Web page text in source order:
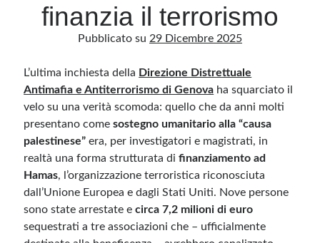
Archivi
Categorie
Categorie
Questo blog non rappresenta una testata giornalistica, in quanto viene aggiornato
senza alcuna periodicità. Non può pertanto considerarsi un prodotto editoriale ai
sensi della legge n· 62 del 7.03.2001. L’autore non è responsabile di quanto
pubblicato dai lettori nei commenti ai vari post. Saranno comunque cancellati quelli
ritenuti offensivi o lesivi dell’immagine o dell’onorabilità di terzi, di genere spam,
finanzia il terrorismo
Pubblicato su 29 Dicembre 2025
L’ultima inchiesta della Direzione Distrettuale
Antimafia e Antiterrorismo di Genova ha squarciato il
velo su una verità scomoda: quello che da anni molti
presentano comesostegno umanitario alla “causa
palestinese” era, per investigatori e magistrati, in
realtà una forma strutturata difinanziamento ad
Hamas, l’organizzazione terroristica riconosciuta
dall’Unione Europea e dagli Stati Uniti. Nove persone
sono state arrestate ecirca 7,2 milioni di euro
sequestrati a tre associazioni che – ufficialmente